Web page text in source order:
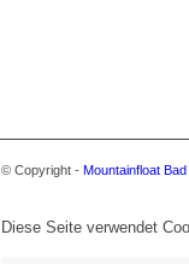
© Copyright - Mountainfloat Bad
Diese Seite verwendet